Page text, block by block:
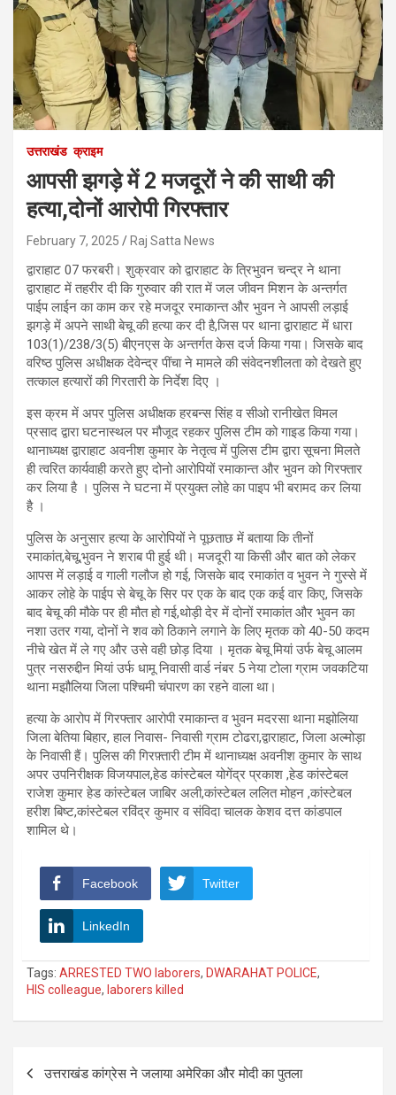
उत्तराखंड क्राइम
आपसी झगड़े में 2 मजदूरों ने की साथी की
हत्या,दोनों आरोपी गिरफ्तार
February 7, 2025 Raj Satta News
द्वाराहाट 07 फरबरी। शुक्रवार को द्वाराहाट के त्रिभुवन चन्द्र ने थाना
द्वाराहाट में तहरीर दी कि गुरुवार की रात में जल जीवन मिशन के अन्तर्गत
पाईप लाईन का काम कर रहे मजदूर रमाकान्त और भुवन ने आपसी लड़ाई
झगड़े में अपने साथी बेचू की हत्या कर दी है,जिस पर थाना द्वाराहाट में धारा
103(1)/238/3(5) बीएनएस के अन्तर्गत केस दर्ज किया गया। जिसके बाद
वरिष्ठ पुलिस अधीक्षक देवेन्द्र पींचा ने मामले की संवेदनशीलता को देखते हुए
तत्काल हत्यारों की गिरतारी के निर्देश दिए ।
इस क्रम में अपर पुलिस अधीक्षक हरबन्स सिंह व सीओ रानीखेत विमल
प्रसाद द्वारा घटनास्थल पर मौजूद रहकर पुलिस टीम को गाइड किया गया।
थानाध्यक्ष द्वाराहाट अवनीश कुमार के नेतृत्व में पुलिस टीम द्वारा सूचना मिलते
ही त्वरित कार्यवाही करते हुए दोनो आरोपियों रमाकान्त और भुवन को गिरफ्तार
कर लिया है । पुलिस ने घटना में प्रयुक्त लोहे का पाइप भी बरामद कर लिया
है ।
पुलिस के अनुसार हत्या के आरोपियों ने पूछताछ में बताया कि तीनों
रमाकांत,बेचू,भुवन ने शराब पी हुई थी। मजदूरी या किसी और बात को लेकर
आपस में लड़ाई व गाली गलौज हो गई, जिसके बाद रमाकांत व भुवन ने गुस्से में
आकर लोहे के पाईप से बेचू के सिर पर एक के बाद एक कई वार किए, जिसके
बाद बेचू की मौके पर ही मौत हो गई,थोड़ी देर में दोनों रमाकांत और भुवन का
नशा उतर गया, दोनों ने शव को ठिकाने लगाने के लिए मृतक को 40-50 कदम
नीचे खेत में ले गए और उसे वही छोड़ दिया । मृतक बेचू मियां उर्फ बेचू आलम
पुत्र नसरुद्दीन मियां उर्फ धामू निवासी वार्ड नंबर 5 नेया टोला ग्राम जवकटिया
थाना मझौलिया जिला पश्चिमी चंपारण का रहने वाला था।
हत्या के आरोप में गिरफ्तार आरोपी रमाकान्त व भुवन मदरसा थाना मझोलिया
जिला बेतिया बिहार, हाल निवास- निवासी ग्राम टोढरा,द्वाराहाट, जिला अल्मोड़ा
के निवासी हैं। पुलिस की गिरफ़्तारी टीम में थानाध्यक्ष अवनीश कुमार के साथ
अपर उपनिरीक्षक विजयपाल,हेड कांस्टेबल योगेंद्र प्रकाश ,हेड कांस्टेबल
राजेश कुमार हेड कांस्टेबल जाबिर अली,कांस्टेबल ललित मोहन ,कांस्टेबल
हरीश बिष्ट,कांस्टेबल रविंद्र कुमार व संविदा चालक केशव दत्त कांडपाल
शामिल थे।
Facebook Twitter
LinkedIn
Tags: ARRESTED TWO laborers, DWARAHAT POLICE,
HIS colleague, laborers killed
navigation
उत्तराखंड कांग्रेस ने जलाया अमेरिका और मोदी का पुतला